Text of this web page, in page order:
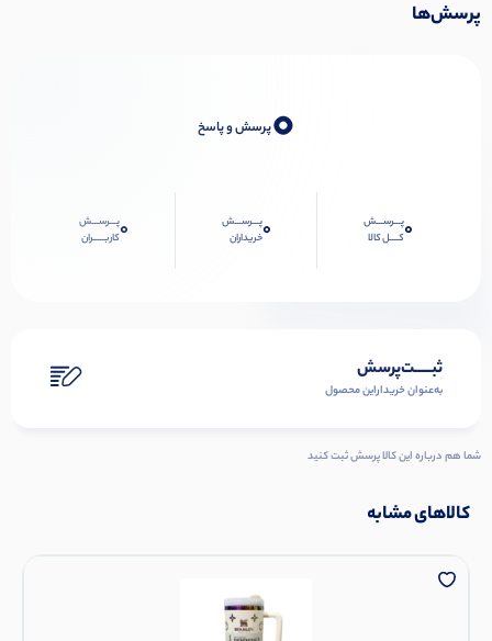
پرسش‌ها
0پرسش و پاسخ
0پـــرســـش
کــــل کالا
0پـــرســـش
خریداران
0پـــرســـش
کاربـــــران
ثبـــــت‌پرسش
به‌عنوان ‌خریدار‌این‌ محصول
شما هم درباره این کالا پرسش ثبت کنید
کالاهای مشابه